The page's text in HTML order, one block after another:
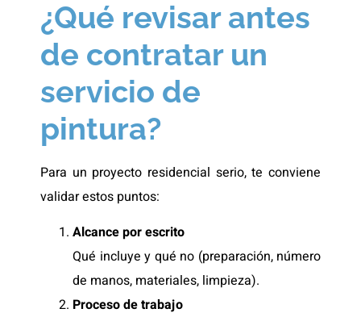
¿Qué revisar antes
de contratar un
servicio de
pintura?
Para un proyecto residencial serio, te conviene
validar estos puntos:
Alcance por escrito
Qué incluye y qué no (preparación, número
de manos, materiales, limpieza).
Proceso de trabajo